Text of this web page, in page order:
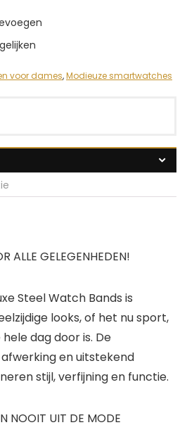
voor dames,Modieuze smartwatches
ALLE GELEGENHEDEN!
Steel Watch Bands is
looks, of het nu sport,
dag door is. De
en uitstekend
stijl, verfijning en functie.
NOOIT UIT DE MODE